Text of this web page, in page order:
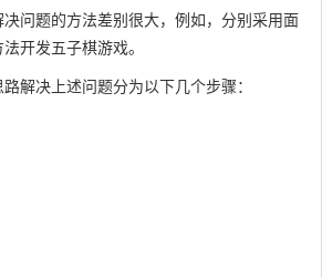
问题的方法差别很大，例如，分别采用面
开发五子棋游戏。
解决上述问题分为以下几个步骤：